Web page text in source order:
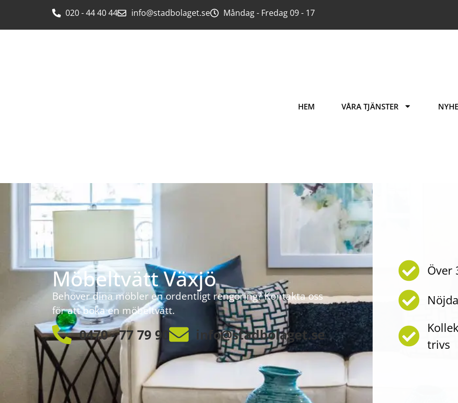
020 - 44 40 44 info@stadbolaget.se Måndag - Fredag 09 - 17
HEM VÅRA TJÄNSTER
Möbeltvätt Växjö
Behöver dina möbler en ordentligt rengöring? Kontakta oss
för att boka en möbeltvätt.
0470 - 77 79 90 info@stadbolaget.se
Över
trivs